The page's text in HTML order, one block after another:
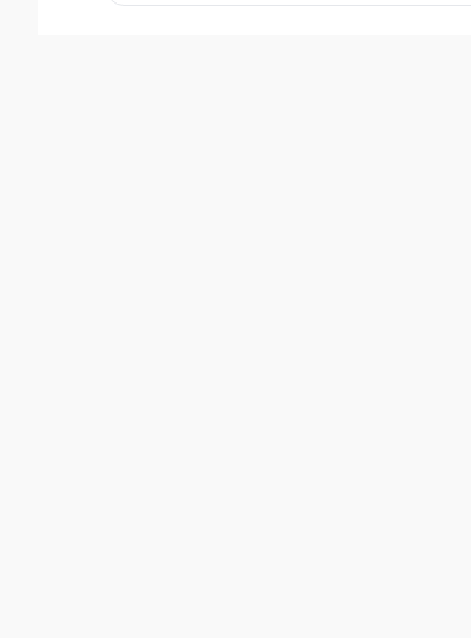
Produktionsstätten für hochwertige